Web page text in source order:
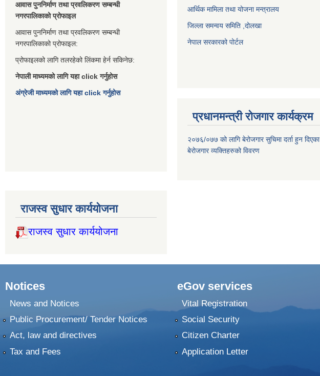
आवास पुननिर्माण तथा प्रवलिकरण सम्बन्धी
नगरपालिकाको प्रोफाइल
आवास पुननिर्माण तथा प्रवलिकरण सम्बन्धी
नगरपालिकाको प्रोफाइल:
प्रोफाइलको लागि तलरहेको लिंकमा हेर्न सकिनेछ:
नेपाली माध्यमको लागि यहा click गर्नुहोस
अंग्रेजी माध्यमको लागि यहा click गर्नुहोस
आर्थिक मामिला तथा योजना मन्त्रालय
जिल्ला समन्वय समिति ,दोलखा
नेपाल सरकारको पोर्टल
प्रधानमन्त्री रोजगार कार्यक्रम
२०७६/०७७ को लागि बेरोजगार सुचिमा दर्ता हुन दिएका
बेरोजगार व्यक्तिहरुको विवरण
राजस्व सुधार कार्ययोजना
राजस्व सुधार कार्ययोजना
Notices
News and Notices
Public Procurement/ Tender Notices
Act, law and directives
Tax and Fees
eGov services
Vital Registration
Social Security
Citizen Charter
Application Letter